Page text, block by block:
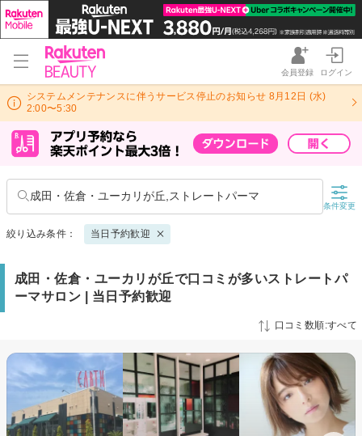
会員登録 ログイン
システムメンテナンスに伴うサービス停止のお知らせ 8月12日 (水)
2:00〜5:30
成田・佐倉・ユーカリが丘,ストレートパーマ
条件変更
絞り込み条件： 当日予約歓迎
成田・佐倉・ユーカリが丘で口コミが多いストレートパ
ーマサロン | 当日予約歓迎
口コミ数順:すべて